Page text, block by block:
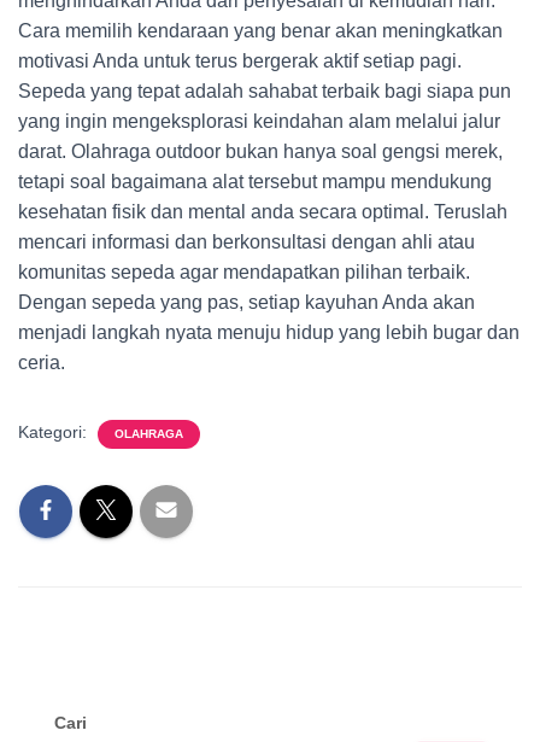
Cara memilih kendaraan yang benar akan meningkatkan
motivasi Anda untuk terus bergerak aktif setiap pagi.
Sepeda yang tepat adalah sahabat terbaik bagi siapa pun
yang ingin mengeksplorasi keindahan alam melalui jalur
darat. Olahraga outdoor bukan hanya soal gengsi merek,
tetapi soal bagaimana alat tersebut mampu mendukung
kesehatan fisik dan mental anda secara optimal. Teruslah
mencari informasi dan berkonsultasi dengan ahli atau
komunitas sepeda agar mendapatkan pilihan terbaik.
Dengan sepeda yang pas, setiap kayuhan Anda akan
menjadi langkah nyata menuju hidup yang lebih bugar dan
ceria.
Kategori: OLAHRAGA
Cari